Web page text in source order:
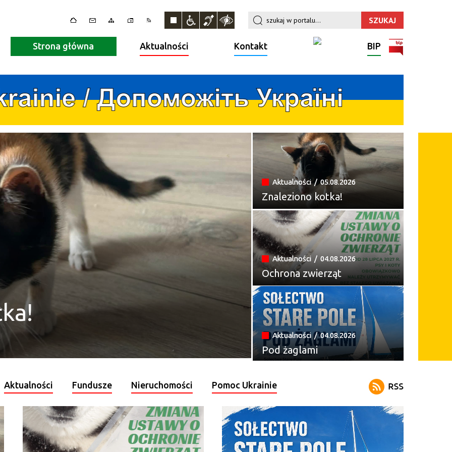
Strona główna Aktualności Kontakt BIP
Aktualności / 05.08.2026
Znaleziono kotka!
Aktualności / 04.08.2026
Ochrona zwierząt
Aktualności /04.08.2026
Pod żaglami
03.08.2026
Szukamy właściciela
Aktualności Fundusze Nieruchomości Pomoc Ukrainie